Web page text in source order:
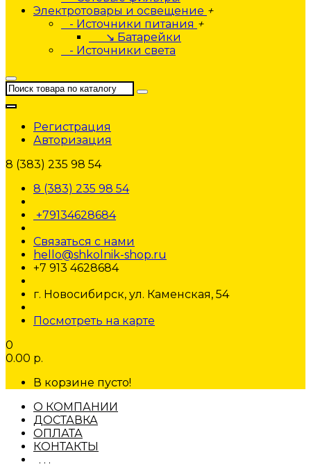
Электротовары и освещение +
- Источники питания +
↘ Батарейки
- Источники света
Регистрация
Авторизация
8 (383) 235 98 54
8 (383) 235 98 54
+79134628684
Связаться с нами
hello@shkolnik-shop.ru
+7 913 4628684
г. Новосибирск, ул. Каменская, 54
Посмотреть на карте
0
0.00 р.
В корзине пусто!
О КОМПАНИИ
ДОСТАВКА
ОПЛАТА
КОНТАКТЫ
. . .